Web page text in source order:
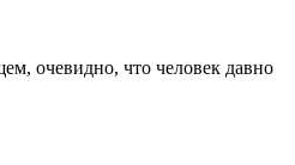
очевидно, что человек давно